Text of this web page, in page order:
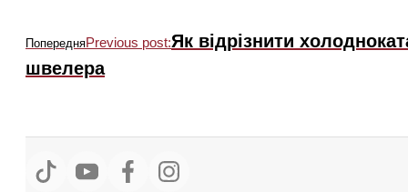
ПопередняPrevious post:Як відрізнити
швелера